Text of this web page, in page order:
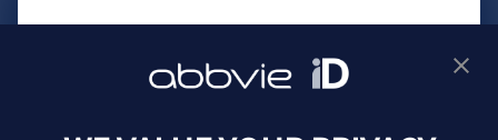
プライバシーポリシー